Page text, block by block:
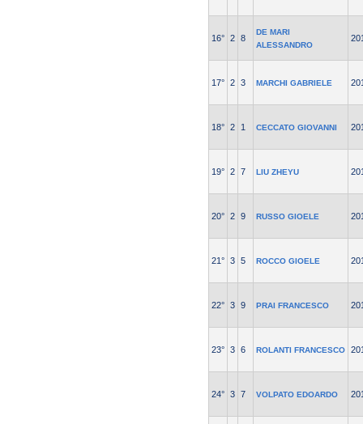
16° 2 8
DE MARI
ALESSANDRO
17° 2 3 MARCHI GABRIELE
18° 2 1 CECCATO GIOVANNI
19° 2 7 LIU ZHEYU
20° 2 9 RUSSO GIOELE
21° 3 5 ROCCO GIOELE
22° 3 9 PRAI FRANCESCO
23° 3 6 ROLANTI FRANCESCO
24° 3 7 VOLPATO EDOARDO